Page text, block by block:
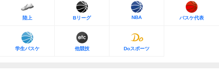
陸上 Bリーグ NBA バスケ代表
学生バスケ 他競技 Doスポーツ